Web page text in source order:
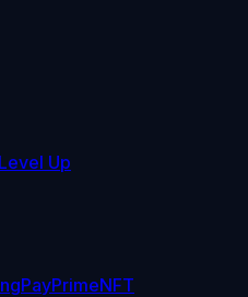
Level Up
PayPrimeNFT